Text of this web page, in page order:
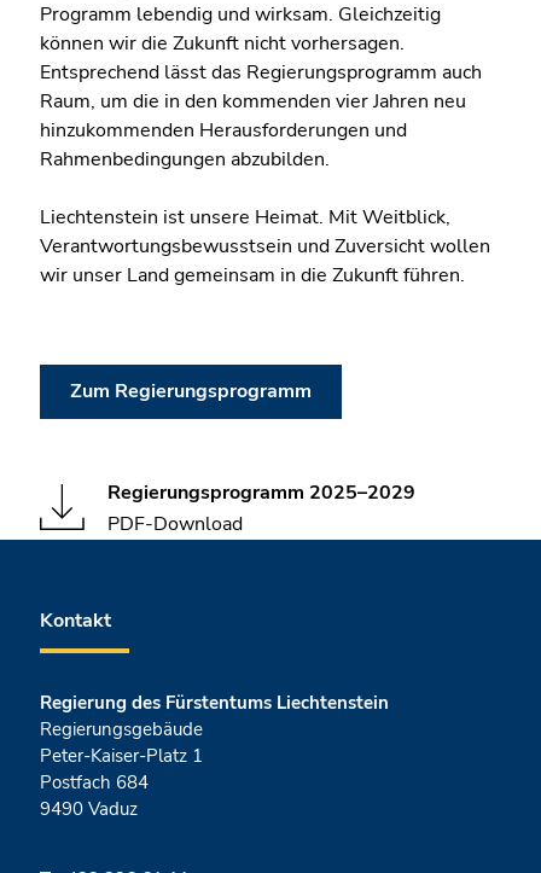
Programm lebendig und wirksam. Gleichzeitig
können wir die Zukunft nicht vorhersagen.
Entsprechend lässt das Regierungsprogramm auch
Raum, um die in den kommenden vier Jahren neu
hinzukommenden Herausforderungen und
Rahmenbedingungen abzubilden.
Liechtenstein ist unsere Heimat. Mit Weitblick,
Verantwortungsbewusstsein und Zuversicht wollen
wir unser Land gemeinsam in die Zukunft führen.
Zum Regierungsprogramm
Regierungsprogramm 2025–2029
PDF-Download
Kontakt
Regierung des Fürstentums Liechtenstein
Regierungsgebäude
Peter-Kaiser-Platz 1
Postfach 684
9490 Vaduz